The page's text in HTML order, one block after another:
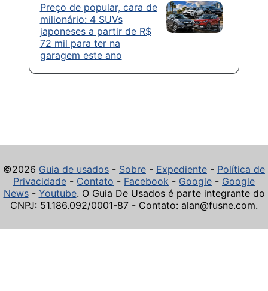
Preço de popular, cara de
milionário: 4 SUVs
japoneses a partir de R$
72 mil para ter na
garagem este ano
©2026 Guia de usados - Sobre - Expediente - Política de
Privacidade - Contato - Facebook - Google - Google
News- Youtube. O Guia De Usados é parte integrante do
CNPJ: 51.186.092/0001-87 - Contato: alan@fusne.com.